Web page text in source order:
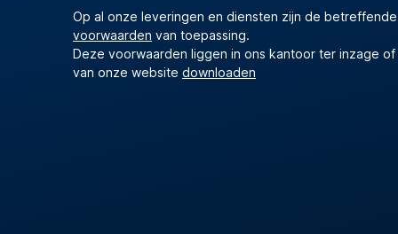
Op al onze leveringen en diensten zijn de betreffende
voorwaarden van toepassing.
Deze voorwaarden liggen in ons kantoor ter inzage of
van onze website downloaden